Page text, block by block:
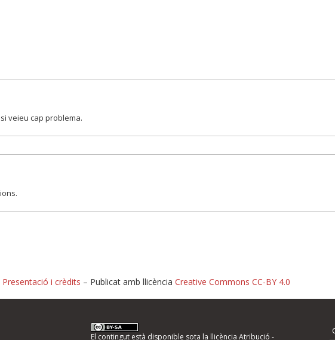
veieu cap problema.
o informeu d'errors
Presentació i crèdits – Publicat amb llicència Creative Commons CC-BY 4.0
El contingut està disponible sota la llicència Atribució -